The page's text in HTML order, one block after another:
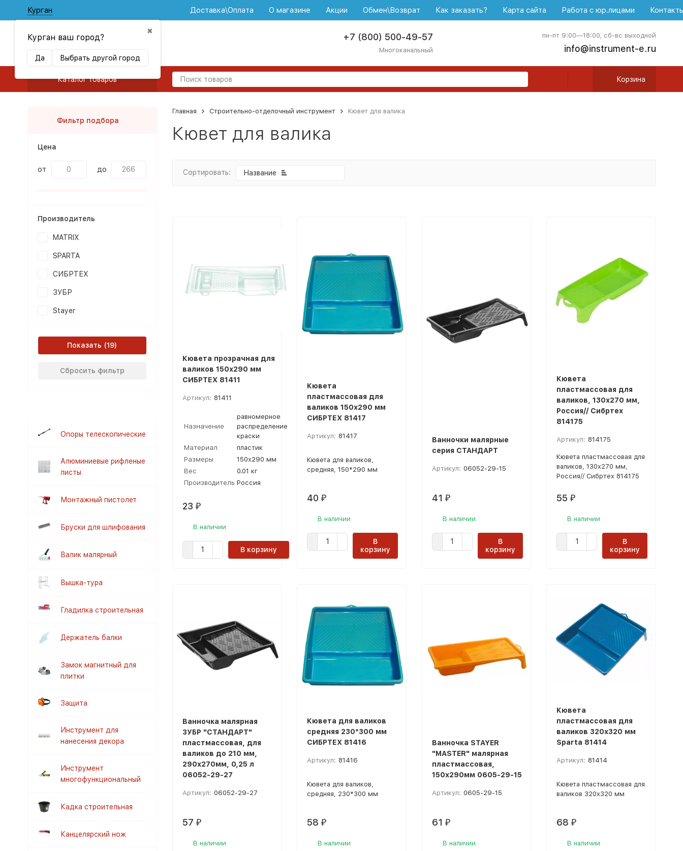
Курган
✖
Курган ваш город?
Да Выбрать другой город
Доставка\Оплата О магазине Акции Обмен\Возврат Как заказать? Карта сайта Работа с юр.лицами
+7 (800) 500-49-57
Многоканальный
пн-пт 9:00—18:00, сб-вс выходной
info@instrument-e.ru
Каталог товаров Корзина
Главная Строительно-отделочный инструмент Кювет для валика
Кювет для валика
Сортировать: Название
Кювета прозрачная для
валиков 150х290 мм
СИБРТЕХ 81411
Артикул: 81411
Назначение
равномерное
распределение
краски
Материал
пластик
Размеры
150х290 мм
Вес
0.01 кг
Производитель Россия
23 ₽
В наличии
В корзину
Кювета
пластмассовая для
валиков 150х290 мм
СИБРТЕХ 81417
Артикул: 81417
Кювета для валиков,
средняя, 150*290 мм
40 ₽
В наличии
В
корзину
Ванночки малярные
серия СТАНДАРТ
Артикул: 06052-29-15
41 ₽
В наличии
В
корзину
Кювета
пластмассовая для
валиков, 130х270 мм,
Россия// Сибртех
814175
Артикул: 814175
Кювета пластмассовая для
валиков, 130х270 мм,
Россия// Сибртех 814175
55 ₽
В наличии
В
корзину
Ванночка малярная
ЗУБР "СТАНДАРТ"
пластмассовая, для
валиков до 210 мм,
290х270мм, 0,25 л
06052-29-27
Артикул: 06052-29-27
57 ₽
В наличии
Кювета для валиков
средняя 230*300 мм
СИБРТЕХ 81416
Артикул: 81416
Кювета для валиков,
средняя, 230*300 мм
58 ₽
В наличии
Ванночка STAYER
"MASTER" малярная
пластмассовая,
150х290мм 0605-29-15
Артикул: 0605-29-15
61 ₽
В наличии
Кювета
пластмассовая для
валиков 320х320 мм
Sparta 81414
Артикул: 81414
Кювета пластмассовая для
валиков 320х320 мм
68 ₽
В наличии
Фильтр подбора
Цена
от до
Производитель
MATRIX
SPARTA
СИБРТЕХ
ЗУБР
Stayer
Показать
Сбросить фильтр
Опоры телескопические
Алюминиевые рифленые
листы
Монтажный пистолет
Бруски для шлифования
Валик малярный
Вышка-тура
Гладилка строительная
Держатель балки
Замок магнитный для
плитки
Защита
Инструмент для
нанесения декора
Инструмент
многофункциональный
Кадка строительная
Канцелярский нож